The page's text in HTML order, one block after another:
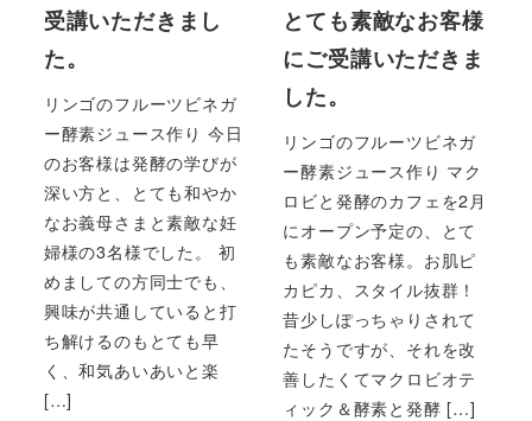
受講いただきまし
た。
リンゴのフルーツビネガ
ー酵素ジュース作り 今日
のお客様は発酵の学びが
深い方と、とても和やか
なお義母さまと素敵な妊
婦様の3名様でした。 初
めましての方同士でも、
興味が共通していると打
ち解けるのもとても早
く、和気あいあいと楽
[…]
とても素敵なお客様
にご受講いただきま
した。
リンゴのフルーツビネガ
ー酵素ジュース作り マク
ロビと発酵のカフェを2月
にオープン予定の、とて
も素敵なお客様。お肌ピ
カピカ、スタイル抜群！
昔少しぽっちゃりされて
たそうですが、それを改
善したくてマクロビオテ
ィック＆酵素と発酵 […]